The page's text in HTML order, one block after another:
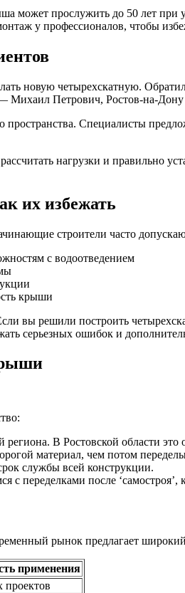
может прослужить до 50 лет при
у профессионалов, чтобы
новую четырехскатную.
— Михаил Петрович, Ростов-на-Дону
Специалисты
нагрузки и правильно
их избежать
строители часто
с водоотведением
крыши
вы решили построить
серьезных ошибок и
В Ростовской области
материал, чем потом
службы всей конструкции.
переделками после ‘самостроя’,
рынок предлагает
применения
проектов